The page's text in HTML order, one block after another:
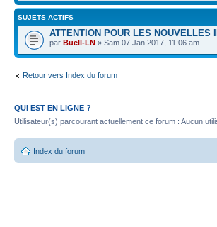
SUJETS ACTIFS
ATTENTION POUR LES NOUVELLES
par Buell-LN » Sam 07 Jan 2017, 11:06 am
Retour vers Index du forum
QUI EST EN LIGNE ?
Utilisateur(s) parcourant actuellement ce forum : Aucun
Index du forum